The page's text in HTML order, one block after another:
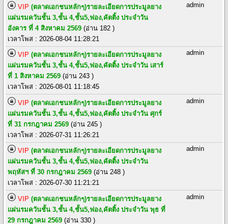
VIP (ตลาดเอกชนหลักๆ)รายละเอียดการประมูลยาง
แผ่นรมควันชั้น 3,ชั้น 4,ชั้น5,ฟอง,คัตติ้ง ประจำวัน
อังคาร ที่ 4 สิงหาคม 2569(อ่าน 182 )
เวลาโพส : 2026-08-04 11:28:21
admin
VIP (ตลาดเอกชนหลักๆ)รายละเอียดการประมูลยาง
แผ่นรมควันชั้น 3,ชั้น 4,ชั้น5,ฟอง,คัตติ้ง ประจำวัน เสาร์
ที่ 1 สิงหาคม 2569(อ่าน 243 )
เวลาโพส : 2026-08-01 11:18:45
admin
VIP (ตลาดเอกชนหลักๆ)รายละเอียดการประมูลยาง
แผ่นรมควันชั้น 3,ชั้น 4,ชั้น5,ฟอง,คัตติ้ง ประจำวัน ศุกร์
ที่ 31 กรกฎาคม 2569(อ่าน 245 )
เวลาโพส : 2026-07-31 11:26:21
admin
VIP (ตลาดเอกชนหลักๆ)รายละเอียดการประมูลยาง
แผ่นรมควันชั้น 3,ชั้น 4,ชั้น5,ฟอง,คัตติ้ง ประจำวัน
พฤหัสฯ ที่ 30 กรกฎาคม 2569(อ่าน 248 )
เวลาโพส : 2026-07-30 11:21:21
admin
VIP (ตลาดเอกชนหลักๆ)รายละเอียดการประมูลยาง
แผ่นรมควันชั้น 3,ชั้น 4,ชั้น5,ฟอง,คัตติ้ง ประจำวัน พุธ ที่
29 กรกฎาคม 2569(อ่าน 330 )
admin